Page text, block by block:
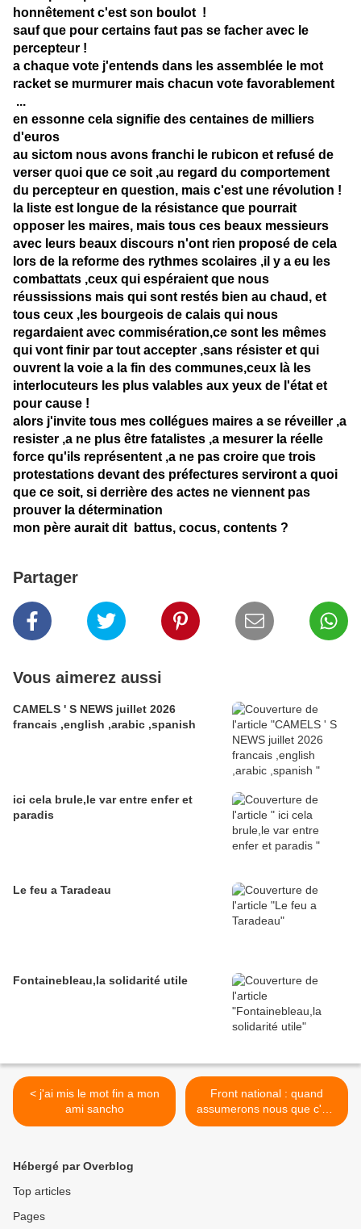
honnêtement c'est son boulot !
sauf que pour certains faut pas se facher avec le
percepteur !
a chaque vote j'entends dans les assemblée le mot
racket se murmurer mais chacun vote favorablement
...
en essonne cela signifie des centaines de milliers
d'euros
au sictom nous avons franchi le rubicon et refusé de
verser quoi que ce soit ,au regard du comportement
du percepteur en question, mais c'est une révolution !
la liste est longue de la résistance que pourrait
opposer les maires, mais tous ces beaux messieurs
avec leurs beaux discours n'ont rien proposé de cela
lors de la reforme des rythmes scolaires ,il y a eu les
combattats ,ceux qui espéraient que nous
réussissions mais qui sont restés bien au chaud, et
tous ceux ,les bourgeois de calais qui nous
regardaient avec commisération,ce sont les mêmes
qui vont finir par tout accepter ,sans résister et qui
ouvrent la voie a la fin des communes,ceux là les
interlocuteurs les plus valables aux yeux de l'état et
pour cause !
alors j'invite tous mes collégues maires a se réveiller ,a
resister ,a ne plus être fatalistes ,a mesurer la réelle
force qu'ils représentent ,a ne pas croire que trois
protestations devant des préfectures serviront a quoi
que ce soit, si derrière des actes ne viennent pas
prouver la détermination
mon père aurait dit battus, cocus, contents ?
Partager
Vous aimerez aussi
CAMELS ' S NEWS juillet 2026
francais ,english ,arabic ,spanish
ici cela brule,le var entre enfer et
paradis
Le feu a Taradeau
Fontainebleau,la solidarité utile
< j'ai mis le mot fin a mon
ami sancho
Front national : quand
assumerons nous que c'est
notre propre coté obscur
Hébergé par Overblog
Top articles
Pages